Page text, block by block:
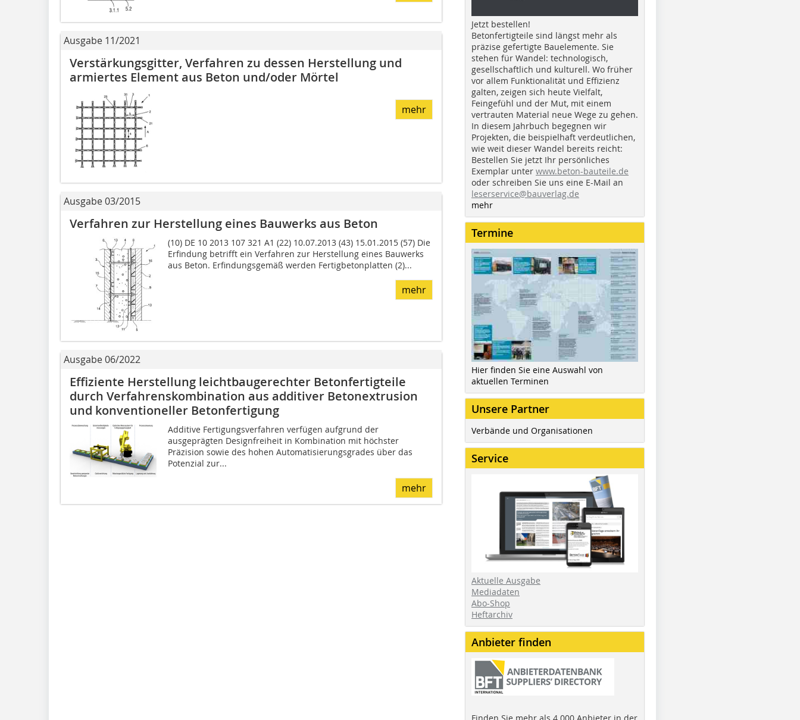
Ausgabe 11/2021
Verstärkungsgitter, Verfahren zu dessen Herstellung und
armiertes Element aus Beton und/oder Mörtel
mehr
Ausgabe 03/2015
Verfahren zur Herstellung eines Bauwerks aus Beton
(10) DE 10 2013 107 321 A1 (22) 10.07.2013 (43) 15.01.2015 (57) Die
Erfindung betrifft ein Verfahren zur Herstellung eines Bauwerks
aus Beton. Erfindungsgemäß werden Fertigbetonplatten (2)...
mehr
Ausgabe 06/2022
Effiziente Herstellung leichtbaugerechter Betonfertigteile
durch Verfahrenskombination aus additiver Betonextrusion
und konventioneller Betonfertigung
Additive Fertigungsverfahren verfügen aufgrund der
ausgeprägten Designfreiheit in Kombination mit höchster
Präzision sowie des hohen Automatisierungsgrades über das
Potenzial zur...
mehr
Jetzt bestellen!
Betonfertigteile sind längst mehr als
präzise gefertigte Bauelemente. Sie
stehen für Wandel: technologisch,
gesellschaftlich und kulturell. Wo früher
vor allem Funktionalität und Effizienz
galten, zeigen sich heute Vielfalt,
Feingefühl und der Mut, mit einem
vertrauten Material neue Wege zu gehen.
In diesem Jahrbuch begegnen wir
Projekten, die beispielhaft verdeutlichen,
wie weit dieser Wandel bereits reicht:
Bestellen Sie jetzt Ihr persönliches
Exemplar unter www.beton-bauteile.de
oder schreiben Sie uns eine E-Mail an
leserservice@bauverlag.de
mehr
Termine
Hier finden Sie eine Auswahl von
aktuellen Terminen
Unsere Partner
Verbände und Organisationen
Service
Aktuelle Ausgabe
Mediadaten
Abo-Shop
Heftarchiv
Anbieter finden